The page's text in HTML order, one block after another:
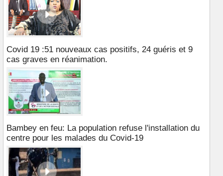
Covid 19 :51 nouveaux cas positifs, 24 guéris et 9
cas graves en réanimation.
Bambey en feu: La population refuse l'installation du
centre pour les malades du Covid-19